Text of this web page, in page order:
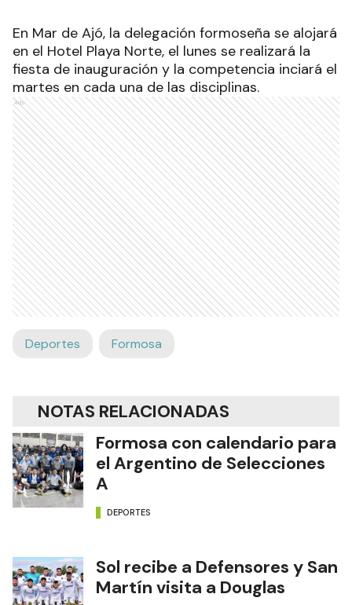
En Mar de Ajó, la delegación formoseña se alojará
en el Hotel Playa Norte, el lunes se realizará la
fiesta de inauguración y la competencia inciará el
martes en cada una de las disciplinas.
Ads
Deportes Formosa
NOTAS RELACIONADAS
Formosa con calendario para
el Argentino de Selecciones
A
DEPORTES
Sol recibe a Defensores y San
Martín visita a Douglas